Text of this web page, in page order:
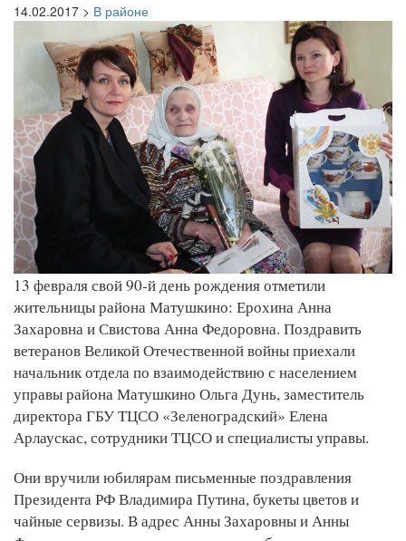
14.02.2017 > В районе
13 февраля свой 90-й день рождения отметили
жительницы района Матушкино: Ерохина Анна
Захаровна и Свистова Анна Федоровна. Поздравить
ветеранов Великой Отечественной войны приехали
начальник отдела по взаимодействию с населением
управы района Матушкино Ольга Дунь, заместитель
директора ГБУ ТЦСО «Зеленоградский» Елена
Арлаускас, сотрудники ТЦСО и специалисты управы.
Они вручили юбилярам письменные поздравления
Президента РФ Владимира Путина, букеты цветов и
чайные сервизы. В адрес Анны Захаровны и Анны